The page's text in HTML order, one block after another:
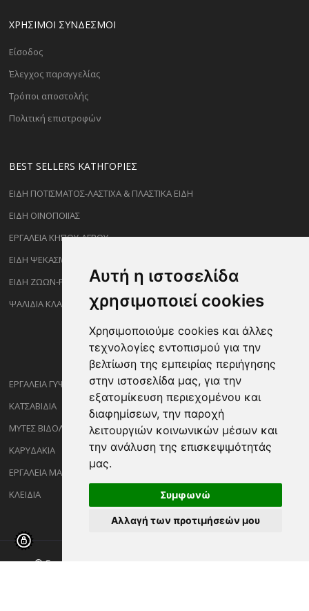
Αυτή η ιστοσελίδα
χρησιμοποιεί cookies
Χρησιμοποιούμε cookies και άλλες
τεχνολογίες εντοπισμού για την
βελτίωση της εμπειρίας περιήγησης
στην ιστοσελίδα μας, για την
εξατομίκευση περιεχομένου και
διαφημίσεων, την παροχή
λειτουργιών κοινωνικών μέσων και
την ανάλυση της επισκεψιμότητάς
μας.
Συμφωνώ
Αλλαγή των προτιμήσεών μου
ΧΡΗΣΙΜΟΙ ΣΥΝΔΕΣΜΟΙ
Είσοδος
Έλεγχος παραγγελίας
Τρόποι αποστολής
Πολιτική επιστροφών
BEST SELLERS ΚΑΤΗΓΟΡΊΕΣ
ΕΙΔΗ ΠΟΤΙΣΜΑΤΟΣ-ΛΑΣΤΙΧΑ & ΠΛΑΣΤΙΚΑ ΕΙΔΗ
ΕΙΔΗ ΟΙΝΟΠΟΙΪΑΣ
ΕΡΓΑΛΕΙΑ ΚΗΠΟΥ-ΑΓΡΟΥ
ΕΙΔΗ ΨΕΚΑΣΜΟΥ-ΡΑΝΤΙΣΜΑΤΟΣ
ΕΙΔΗ ΖΩΩΝ-PET
ΨΑΛΙΔΙΑ ΚΛΑΔΕΜΑΤΟΣ
ΕΡΓΑΛΕΙΑ ΓΥΨΟΣΑΝΙΔΑΣ
ΚΑΤΣΑΒΙΔΙΑ
ΜΥΤΕΣ ΒΙΔΟΛΟΓΩΝ
ΚΑΡΥΔΑΚΙΑ
ΕΡΓΑΛΕΙΑ ΜΑΡΑΓΓΩΝ
ΚΛΕΙΔΙΑ
© Copyright ©2026 Sakalidisshop.gr. All Rights Reserved.